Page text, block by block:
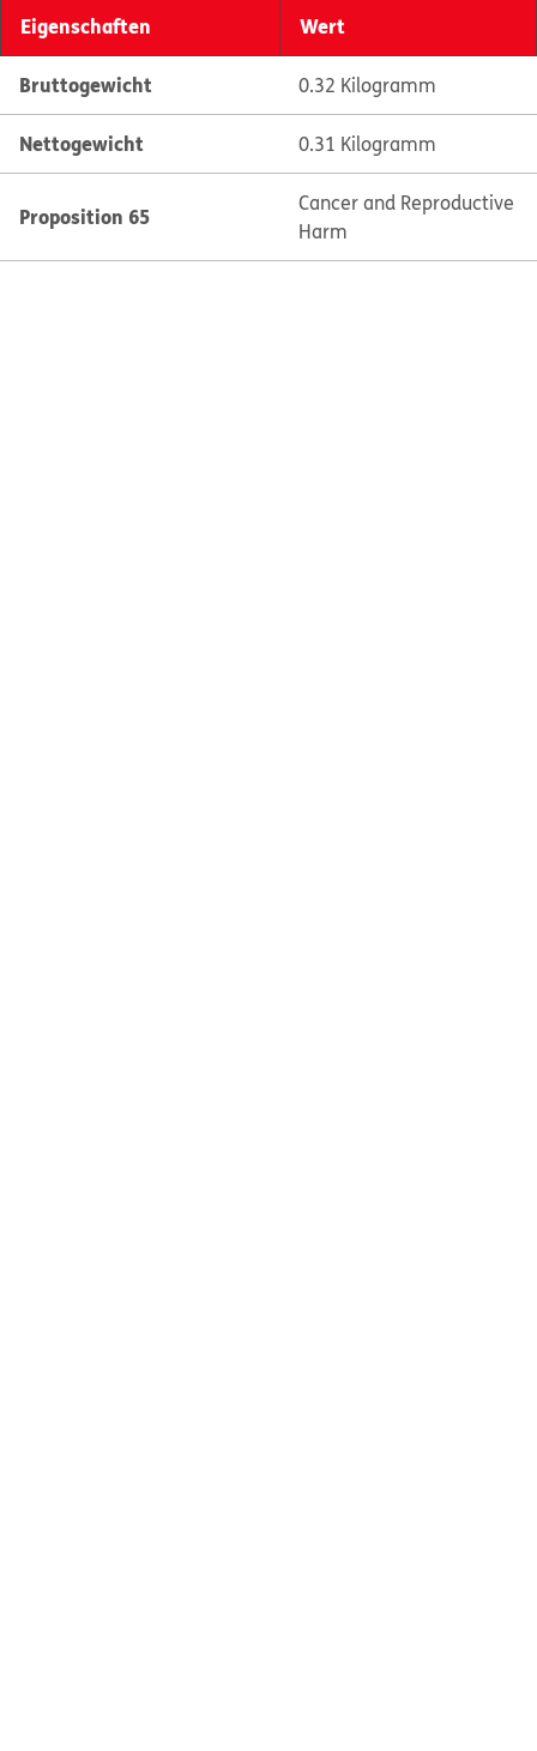
Eigenschaften Wert
Bruttogewicht 0.32 Kilogramm
Nettogewicht 0.31 Kilogramm
Proposition 65
Cancer and Reproductive
Harm